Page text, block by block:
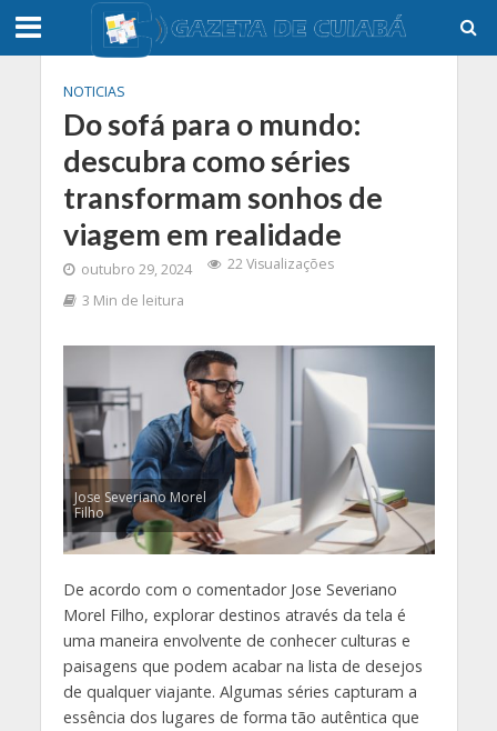
NOTICIAS
Do sofá para o mundo:
descubra como séries
transformam sonhos de
viagem em realidade
outubro 29, 2024
22 Visualizações
3 Min de leitura
Jose Severiano Morel
Filho
De acordo com o comentador Jose Severiano
Morel Filho, explorar destinos através da tela é
uma maneira envolvente de conhecer culturas e
paisagens que podem acabar na lista de desejos
de qualquer viajante. Algumas séries capturam a
essência dos lugares de forma tão autêntica que